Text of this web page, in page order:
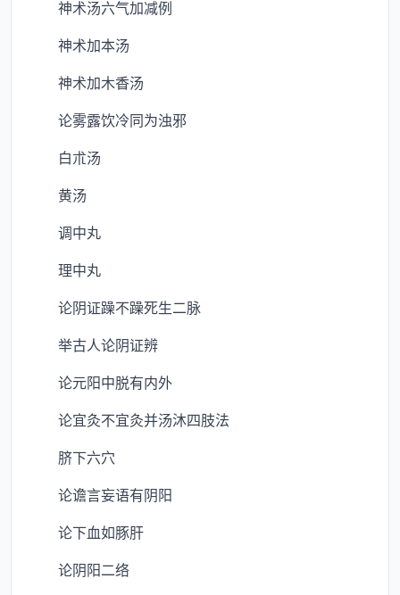
神术汤六气加减例
神术加本汤
神术加木香汤
论雾露饮冷同为浊邪
白朮汤
黄汤
调中丸
理中丸
论阴证躁不躁死生二脉
举古人论阴证辨
论元阳中脱有内外
论宜灸不宜灸并汤沐四肢法
脐下六穴
论谵言妄语有阴阳
论下血如豚肝
论阴阳二络